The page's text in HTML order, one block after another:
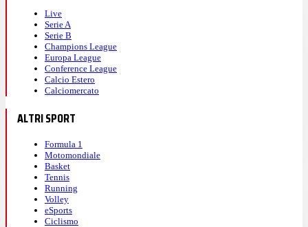
Live
Serie A
Serie B
Champions League
Europa League
Conference League
Calcio Estero
Calciomercato
ALTRI SPORT
Formula 1
Motomondiale
Basket
Tennis
Running
Volley
eSports
Ciclismo